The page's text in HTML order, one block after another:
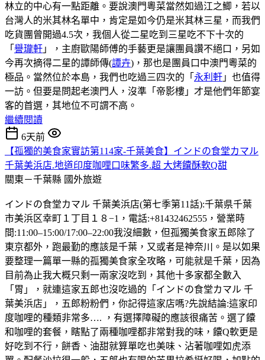
林立的中心有一點距離。要說澳門粵菜當然如過江之鯽，若以
台灣人的米其林名單中，肯定是如今仍是米其林三星，而我們
吃貨團曾開過4.5次，我個人從二星吃到三星吃不下十次的
「 譽瓏軒 」，主廚歐陽師傅的手藝更是讓團員讚不絕口，另如
今再次摘得二星的譚師傳(譚卉)，那也是團員口中澳門粵菜的
極品。當然位於本島，我們也吃過三四次的「 永利軒 」也值得
一訪。但要是問起老澳門人，沒準「帝影樓」才是他們年節宴
客的首選，其地位不可謂不高。
繼續閱讀
6天前
【孤獨的美食家實訪第114家-千葉美食】インドの食堂カマル
千葉美浜店.地道印度咖哩口味繁多.超 大烤饢酥軟Q甜
關東－千葉縣 國外旅遊
インドの食堂カマル 千葉美浜店(第七季第11話):千葉県千葉
市美浜区幸町１丁目１８−1，電話:+81432462555，營業時
間:11:00–15:00/17:00–22:00我沒細數，但孤獨美食家五郎除了
東京都外，跑最勤的應該是千葉，又或者是神奈川。是以如果
要整理一篇單一縣的孤獨美食家全攻略，可能就是千葉，因為
目前為止我大概只剩一兩家沒吃到，其他十多家都全數入
「胃」，就連這家五郎也沒吃過的「インドの食堂カマル 千
葉美浜店」，五郎粉粉們，你記得這家店嗎?先說結論:這家印
度咖哩的種類非常多…. ，有選擇障礙的應該很痛苦。選了饢
和咖哩的套餐，瞎點了兩種咖哩都非常對我的味，饢Q軟更是
好吃到不行，餅香、油甜就算單吃也美味、沾著咖哩如虎添